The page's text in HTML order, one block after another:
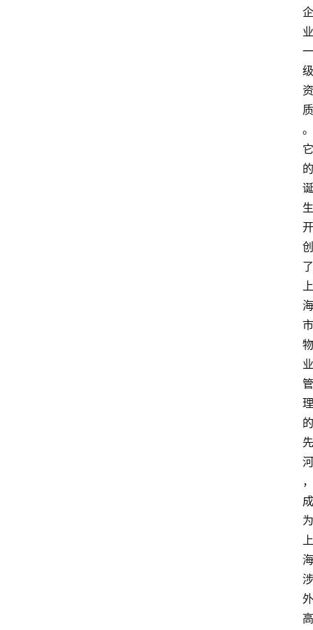
企
业
一
级
资
质
。
它
的
诞
生
开
创
了
上
海
市
物
业
管
理
的
先
河
，
成
为
上
海
涉
外
高